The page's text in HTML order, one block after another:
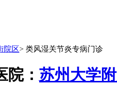
院区> 类风湿关节炎专病门诊
院： 苏州大学